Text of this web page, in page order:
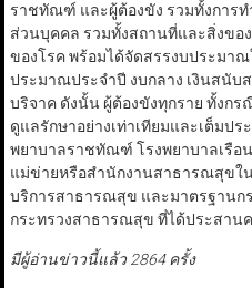
ราชทัณฑ์ และผู้ต้องขัง รวมทั้งการ
ส่วนบุคคล รวมทั้งสถานที่และสิ่งขอ
ของโรค พร้อมได้จัดสรรงบประมาณ
ประมาณประจำปี งบกลาง เงินสนับ
บริจาค ดังนั้น ผู้ต้องขังทุกราย ทั้งกร
ดูแลรักษาอย่างเท่าเทียมและเต็มป
พยาบาลราชทัณฑ์ โรงพยาบาลเรือ
แม่ข่ายหรือสำนักงานสาธารณสุขใ
บริการสาธารณสุข และมาตรฐานก
กระทรวงสาธารณสุข ที่ได้ประสาน
มีผู้อ่านข่าวนี้แล้ว 2864 ครั้ง